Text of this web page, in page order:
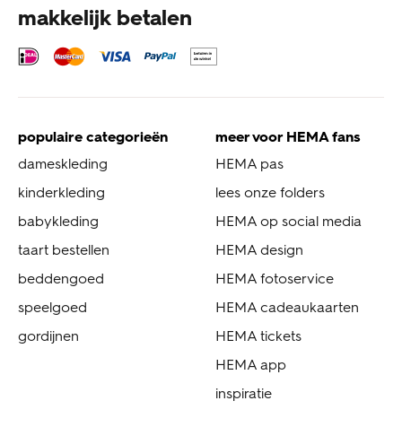
makkelijk betalen
populaire categorieën
dameskleding
kinderkleding
babykleding
taart bestellen
beddengoed
speelgoed
gordijnen
meer voor HEMA fans
HEMA pas
lees onze folders
HEMA op social media
HEMA design
HEMA fotoservice
HEMA cadeaukaarten
HEMA tickets
HEMA app
inspiratie